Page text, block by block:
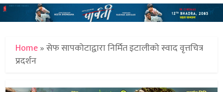
Home»सेफ सापकोटाद्वारा निर्मित इटालीको स्वाद वृत्तचित्र
प्रदर्शन